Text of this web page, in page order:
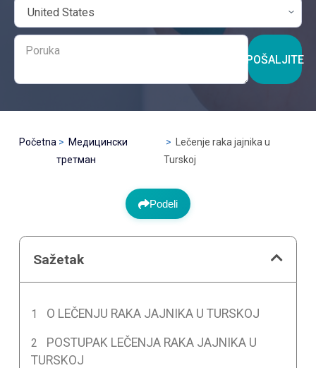
POŠALJITE
Početna
Медицински
третман
Lečenje raka jajnika u
Turskoj
Podeli
Sažetak
O LEČENJU RAKA JAJNIKA U TURSKOJ
POSTUPAK LEČENJA RAKA JAJNIKA U
TURSKOJ